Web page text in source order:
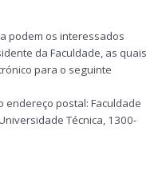
podem os interessados
da Faculdade, as quais
para o seguinte
endereço postal: Faculdade
Técnica, 1300-